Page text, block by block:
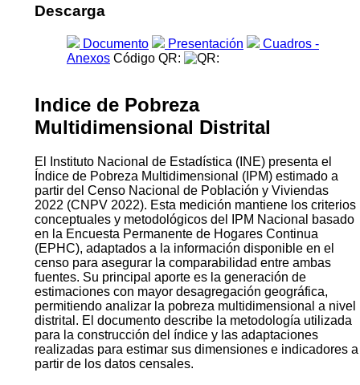
Descarga
Documento Presentación
Cuadros -
Anexos Código QR:
Indice de Pobreza
Multidimensional Distrital
El Instituto Nacional de Estadística (INE) presenta el
Índice de Pobreza Multidimensional (IPM) estimado a
partir del Censo Nacional de Población y Viviendas
2022 (CNPV 2022). Esta medición mantiene los criterios
conceptuales y metodológicos del IPM Nacional basado
en la Encuesta Permanente de Hogares Continua
(EPHC), adaptados a la información disponible en el
censo para asegurar la comparabilidad entre ambas
fuentes. Su principal aporte es la generación de
estimaciones con mayor desagregación geográfica,
permitiendo analizar la pobreza multidimensional a nivel
distrital. El documento describe la metodología utilizada
para la construcción del índice y las adaptaciones
realizadas para estimar sus dimensiones e indicadores a
partir de los datos censales.